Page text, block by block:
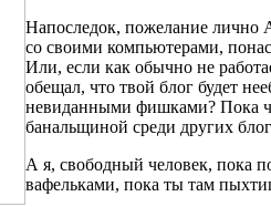
Напоследок, пожелание лично
со своими компьютерами,
Или, если как обычно не
обещал, что твой блог будет
невиданными фишками? Пока
банальщиной среди других
А я, свободный человек, пока
вафельками, пока ты там